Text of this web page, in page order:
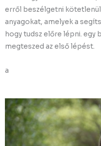
erről beszélgetni
anyagokat, amelyek a
hogy tudsz előre lépni. egy
megteszed az első lépést.
a